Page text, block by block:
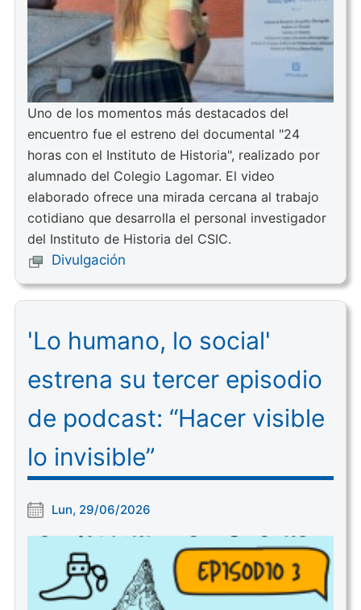
Uno de los momentos más destacados del
encuentro fue el estreno del documental "24
horas con el Instituto de Historia", realizado por
alumnado del Colegio Lagomar. El video
elaborado ofrece una mirada cercana al trabajo
cotidiano que desarrolla el personal investigador
del Instituto de Historia del CSIC.
Divulgación
'Lo humano, lo social'
estrena su tercer episodio
de podcast: “Hacer visible
lo invisible”
Lun, 29/06/2026